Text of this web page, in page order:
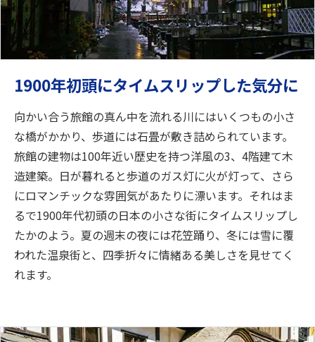
1900年初頭にタイムスリップした気分に
向かい合う旅館の真ん中を流れる川にはいくつもの小さ
な橋がかかり、歩道には石畳が敷き詰められています。
旅館の建物は100年近い歴史を持つ洋風の3、4階建て木
造建築。日が暮れると歩道のガス灯に火が灯って、さら
にロマンチックな雰囲気があたりに漂います。それはま
るで1900年代初頭の日本の小さな街にタイムスリップし
たかのよう。夏の週末の夜には花笠踊り、冬には雪に覆
われた温泉街と、四季折々に情緒ある美しさを見せてく
れます。